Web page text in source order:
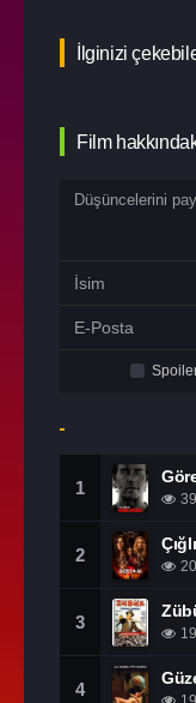
İlginizi
Film
1
2
3
4